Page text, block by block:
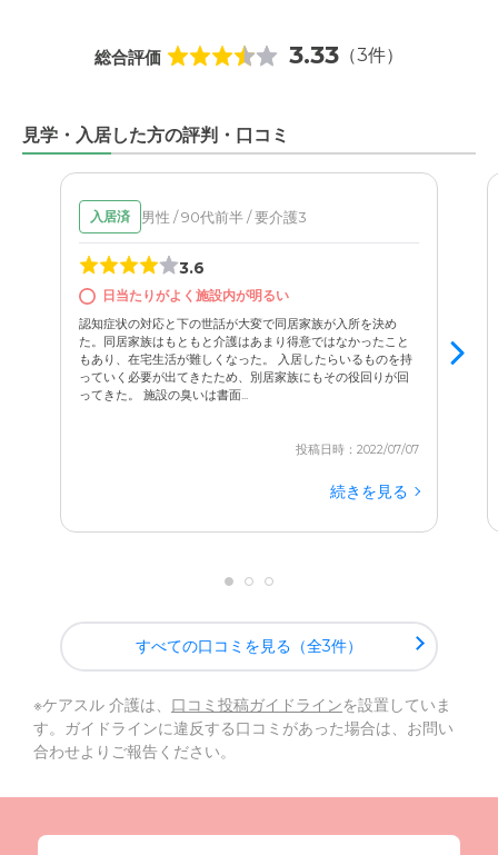
総合評価 3.33 （3件）
見学・入居した方の評判・口コミ
入居済 男性 / 90代前半 / 要介護3
3.6
日当たりがよく施設内が明るい
認知症状の対応と下の世話が大変で同居家族が入所を決め
た。同居家族はもともと介護はあまり得意ではなかったこと
もあり、在宅生活が難しくなった。 入居したらいるものを持
っていく必要が出てきたため、別居家族にもその役回りが回
ってきた。 施設の臭いは書面...
投稿日時：2022/07/07
続きを見る
すべての口コミを見る（全3件）
※ケアスル 介護は、 口コミ投稿ガイドラインを設置していま
す。ガイドラインに違反する口コミがあった場合は、お問い
合わせよりご報告ください。